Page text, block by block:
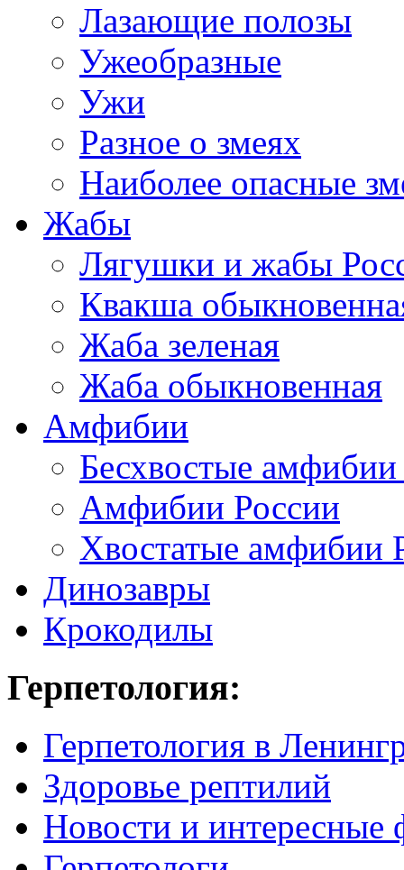
Лазающие полозы
Ужеобразные
Ужи
Разное о змеях
Наиболее опасные
Жабы
Лягушки и жабы
Квакша
Жаба зеленая
Жаба обыкновенная
Амфибии
Бесхвостые
Амфибии России
Хвостатые амфибии
Динозавры
Крокодилы
Герпетология:
Герпетология в
Здоровье рептилий
Новости и интересные